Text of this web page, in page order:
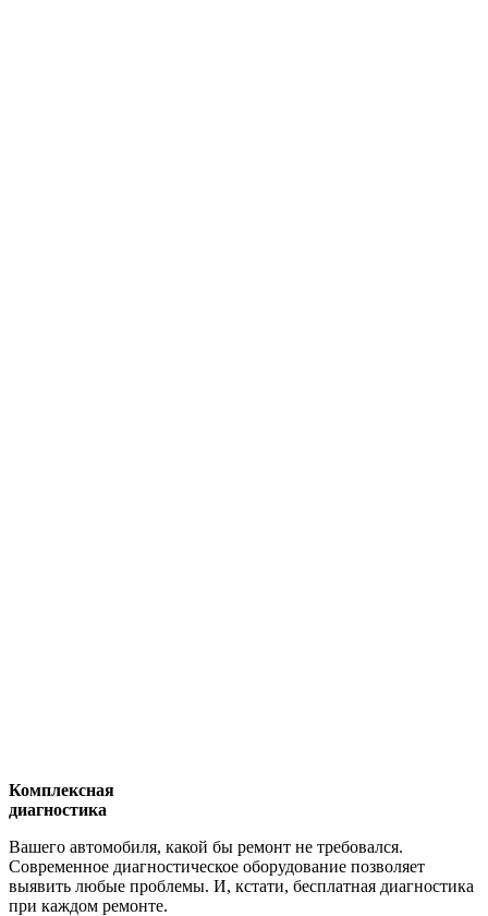
Комплексная
диагностика
Вашего автомобиля, какой бы ремонт не требовался.
Современное диагностическое оборудование позволяет
выявить любые проблемы. И, кстати, бесплатная диагностика
при каждом ремонте.